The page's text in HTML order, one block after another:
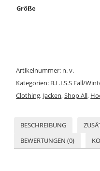
Größe
Artikelnummer: n. v.
Kategorien: B.L.I.S.S Fall/
Clothing, Jacken,Shop All,
BESCHREIBUNG
BEWERTUNGEN (0)